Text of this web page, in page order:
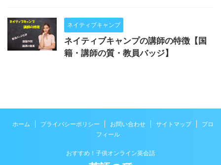
ネイティブキャンプ
ネイティブキャンプの講師の特徴【国
籍・講師の質・教員バッジ】
ホーム プライバシーポリシー お問い合わせ サイトマップ
プロ
フィール
おすすめ！子供オンライン英会話